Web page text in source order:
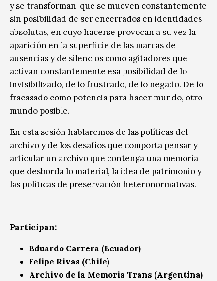
y se transforman, que se mueven constantemente
sin posibilidad de ser encerrados en identidades
absolutas, en cuyo hacerse provocan a su vez la
aparición en la superficie de las marcas de
ausencias y de silencios como agitadores que
activan constantemente esa posibilidad de lo
invisibilizado, de lo frustrado, de lo negado. De lo
fracasado como potencia para hacer mundo, otro
mundo posible.
En esta sesión hablaremos de las políticas del
archivo y de los desafíos que comporta pensar y
articular un archivo que contenga una memoria
que desborda lo material, la idea de patrimonio y
las políticas de preservación heteronormativas.
Participan:
Eduardo Carrera (Ecuador)
Felipe Rivas (Chile)
Archivo de la Memoria Trans (Argentina)